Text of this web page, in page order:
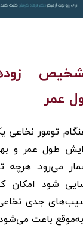
عمر
تومور نخاعی
طول عمر و
می‌رود. هرچه
شود امکان
جدی
باعث